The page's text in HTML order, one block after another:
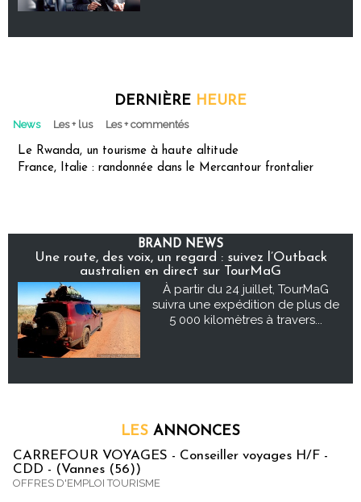
DERNIÈRE HEURE
News Les + lus Les + commentés
Le Rwanda, un tourisme à haute altitude
France, Italie : randonnée dans le Mercantour frontalier
BRAND NEWS
Une route, des voix, un regard : suivez l’Outback
australien en direct sur TourMaG
À partir du 24 juillet, TourMaG
suivra une expédition de plus de
5 000 kilomètres à travers...
LES ANNONCES
CARREFOUR VOYAGES - Conseiller voyages H/F -
CDD - (Vannes (56))
OFFRES D'EMPLOI TOURISME